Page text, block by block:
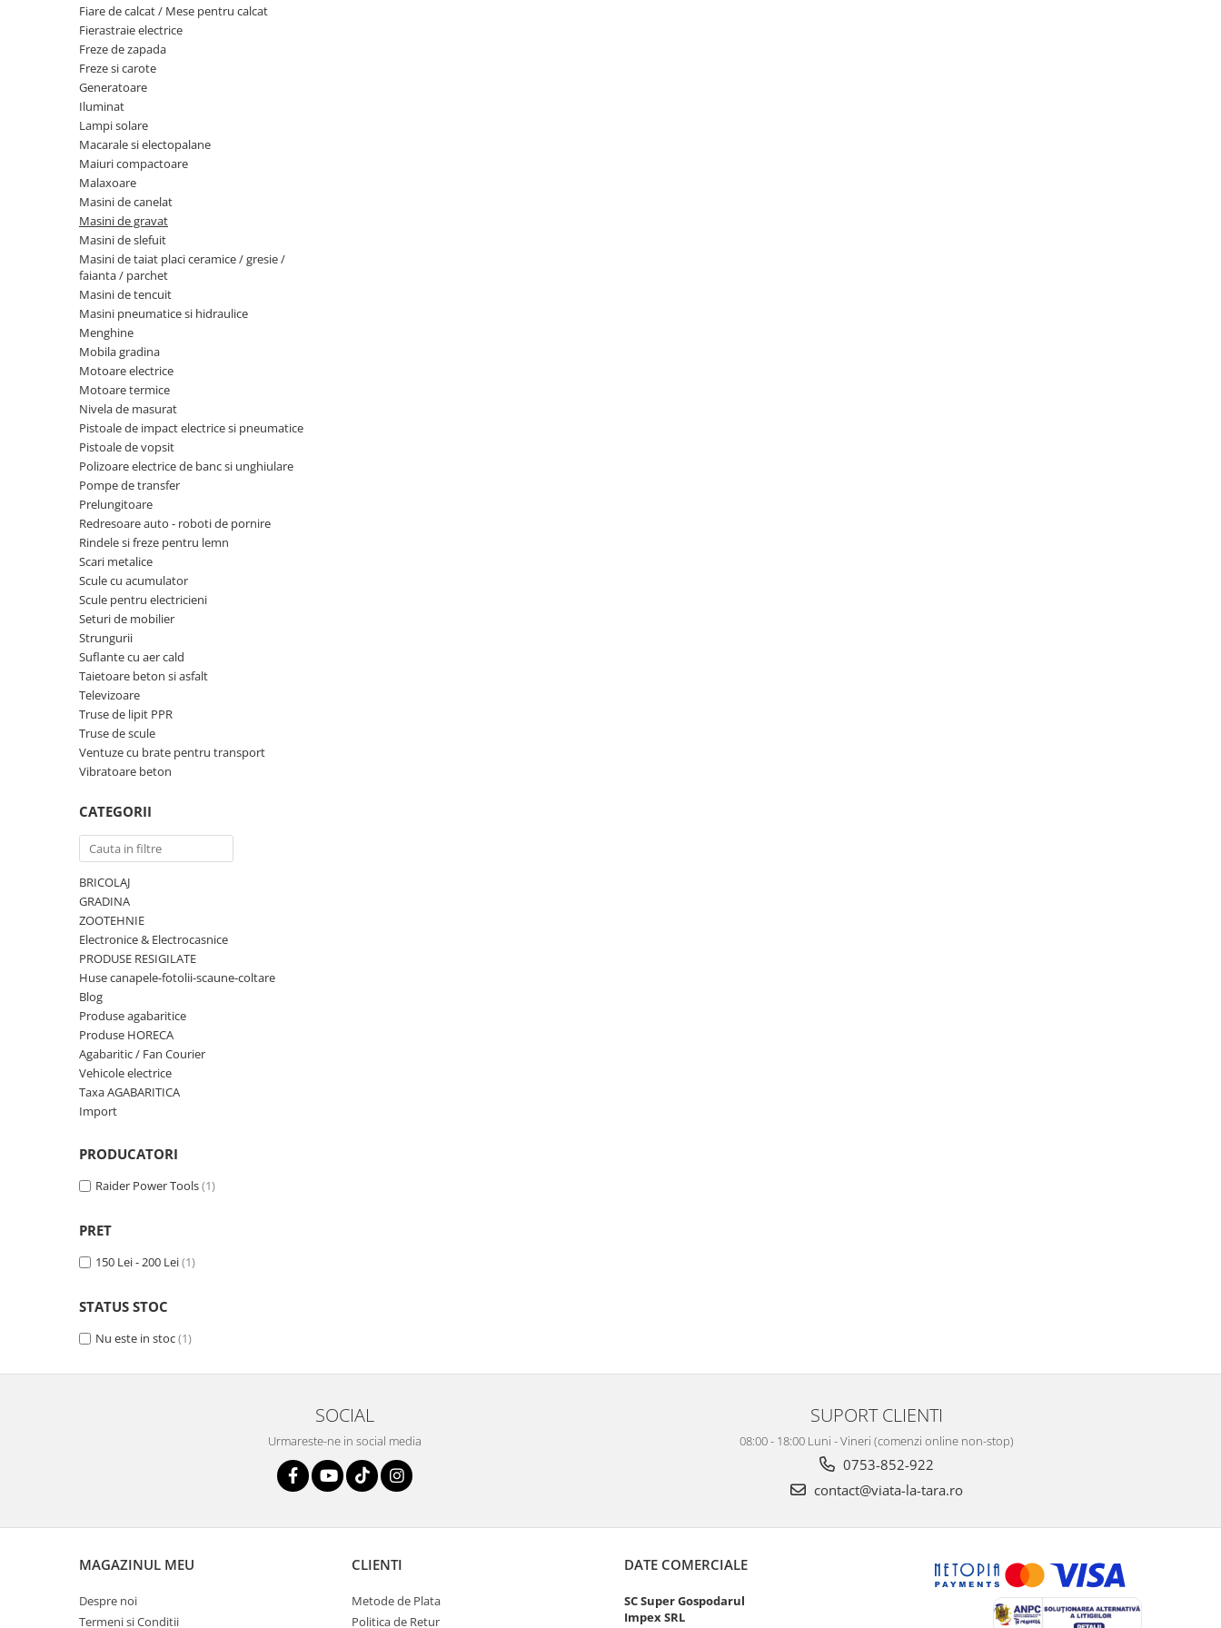
Piese si consumabile pentru
MOTOCOSITORI
Plantatoare + Semanatori
Scarificatoare
Sere si solarii
Tocatoare fan, crengi, tulpini
Fierastraie electrice
Freze de zapada
Freze si carote
Generatoare
Lampi solare
Masini de slefuit
Macarale si electopalane
Masini de tencuit
Masini de taiat placi ceramice /
gresie / faianta / parchet
Masini de canelat
Motoare termice
Motoare electrice
Nivela de masurat
Pistoale de impact electrice si
pneumatice
Pistoale de vopsit
Prelungitoare
Polizoare electrice de banc si
unghiulare
Rindele si freze pentru lemn
Redresoare auto - roboti de
Suflante cu aer cald
Scari metalice
Scule cu acumulator
Truse de lipit PPR
Ventuze cu brate pentru transport
Vibratoare beton
Convectoare
Purificatoare aer
Sobe pe gaz
Tunuri de caldura
Ventilatoare
Ventilatoare Industriale
Chiuvete bucatarie
Deshidratoare
Dozatoare de apa
Espressoare, cafetiere si rasnite
Fiare de calcat / Mese pentru
Forme de prajituri
Hote Decorative
Hote Telescopice
Hote Traditionale
Hote Incorporabile
Hote Country
Hote Insula
Hote Cupolare
Accesorii, consumabile hote
Masini de tocat carne
Masini de carnati ( CARNATARI )
Masini de spalat vase
Masini de spalat vase incorporabile
Masini de spalat vase
independente
Masini de spalat rufe
Masini de spalat rufe frontale
Masini de spalat rufe incorporabile
Masini de spalat rufe cu uscator
Uscatoare de rufe
Masini de facut paine
Pachete electrocasnice
incorporabile
Seturi oale
SANDWICH MAKER
Storcatoare de fructe
Televizoare
Fiare de calcat / Mese pentru calcat
Fierastraie electrice
Freze de zapada
Freze si carote
Generatoare
Iluminat
Lampi solare
Macarale si electopalane
Maiuri compactoare
Malaxoare
Masini de canelat
Masini de gravat
Masini de slefuit
Masini de taiat placi ceramice / gresie /
faianta / parchet
Masini de tencuit
Masini pneumatice si hidraulice
Menghine
Mobila gradina
Motoare electrice
Motoare termice
Nivela de masurat
Pistoale de impact electrice si pneumatice
Pistoale de vopsit
Polizoare electrice de banc si unghiulare
Pompe de transfer
Prelungitoare
Redresoare auto - roboti de pornire
Rindele si freze pentru lemn
Scari metalice
Scule cu acumulator
Scule pentru electricieni
Seturi de mobilier
Strungurii
Suflante cu aer cald
Taietoare beton si asfalt
Televizoare
Truse de lipit PPR
Truse de scule
Ventuze cu brate pentru transport
Vibratoare beton
CATEGORII
BRICOLAJ
GRADINA
ZOOTEHNIE
Electronice & Electrocasnice
PRODUSE RESIGILATE
Huse canapele-fotolii-scaune-coltare
Blog
Produse agabaritice
Produse HORECA
Agabaritic / Fan Courier
Vehicole electrice
Taxa AGABARITICA
Import
PRODUCATORI
Raider Power Tools(1)
PRET
150 Lei - 200 Lei(1)
STATUS STOC
Nu este in stoc(1)
SOCIAL
Urmareste-ne in social media
SUPORT CLIENTI
08:00 - 18:00 Luni - Vineri (comenzi online non-stop)
0753-852-922
contact@viata-la-tara.ro
MAGAZINUL MEU
Despre noi
Termeni si Conditii
CLIENTI
Metode de Plata
Politica de Retur
DATE COMERCIALE
SC Super Gospodarul
Impex SRL